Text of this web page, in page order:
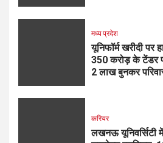
मध्य प्रदेश
यूनिफॉर्म खरीदी पर
350 करोड़ के टेंडर
2 लाख बुनकर
करियर
लखनऊ